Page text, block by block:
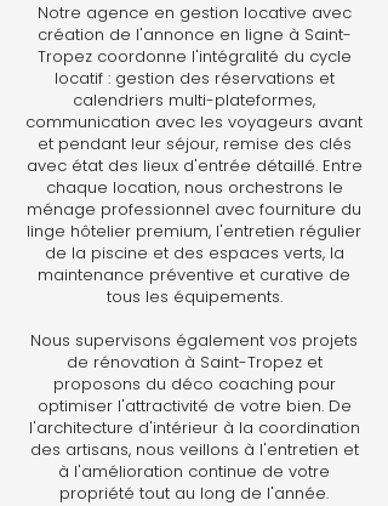
Notre agence en gestion locative avec
création de l'annonce en ligne à Saint-
Tropez coordonne l'intégralité du cycle
locatif : gestion des réservations et
calendriers multi-plateformes,
communication avec les voyageurs avant
et pendant leur séjour, remise des clés
avec état des lieux d'entrée détaillé. Entre
chaque location, nous orchestrons le
ménage professionnel avec fourniture du
linge hôtelier premium, l'entretien régulier
de la piscine et des espaces verts, la
maintenance préventive et curative de
tous les équipements.
Nous supervisons également vos projets
de rénovation à Saint-Tropez et
proposons du déco coaching pour
optimiser l'attractivité de votre bien. De
l'architecture d'intérieur à la coordination
des artisans, nous veillons à l'entretien et
à l'amélioration continue de votre
propriété tout au long de l'année.